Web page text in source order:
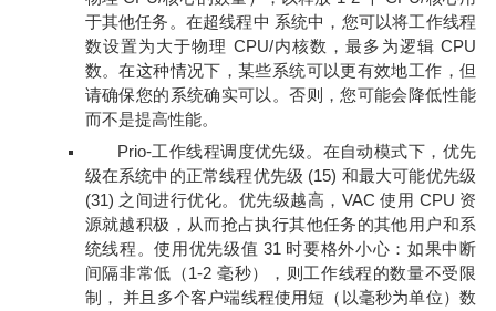
于其他任务。在超线程中 系统中，您可以将工作线程
数设置为大于物理 CPU/内核数，最多为逻辑 CPU
数。在这种情况下，某些系统可以更有效地工作，但
请确保您的系统确实可以。否则，您可能会降低性能
而不是提高性能。
Prio-工作线程调度优先级。在自动模式下，优先
级在系统中的正常线程优先级 (15) 和最大可能优先级
(31) 之间进行优化。优先级越高，VAC 使用 CPU 资
源就越积极，从而抢占执行其他任务的其他用户和系
统线程。使用优先级值 31 时要格外小心：如果中断
间隔非常低（1-2 毫秒），则工作线程的数量不受限
制， 并且多个客户端线程使用短（以毫秒为单位）数